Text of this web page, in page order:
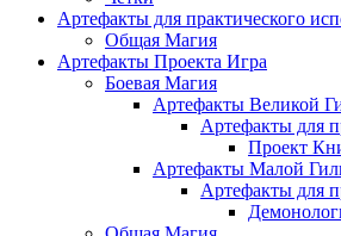
Артефакты для практического
Общая Магия
Артефакты Проекта Игра
Боевая Магия
Артефакты Великой
Артефакты для
Проект
Артефакты Малой
Артефакты для